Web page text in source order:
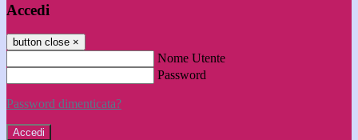
Accedi
button close ×
Nome Utente
Password
Password dimenticata?